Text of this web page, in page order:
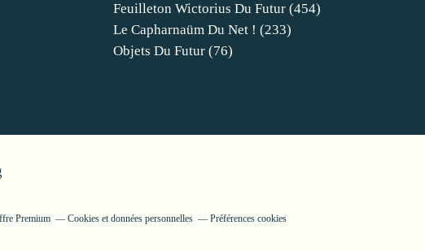
Feuilleton Wictorius Du Futur (454)
Le Capharnaüm Du Net ! (233)
Objets Du Futur (76)
Premium Cookies et données personnelles Préférences cookies